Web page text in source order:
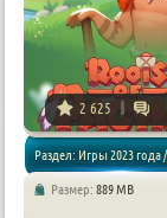
2 625
Раздел: Игры 2023 года /
Размер: 889 MB